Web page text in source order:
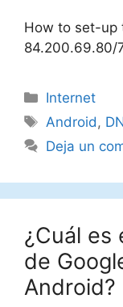
How to set-up
84.200.69.80/
Categorías
Internet
Etiquetas
Android,
Deja un
¿Cuál es
de
Android?